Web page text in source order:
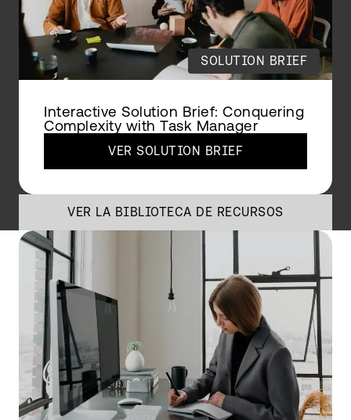
SOLUTION BRIEF
Interactive Solution Brief: Conquering
Complexity with Task Manager
VER SOLUTION BRIEF
VER LA BIBLIOTECA DE RECURSOS